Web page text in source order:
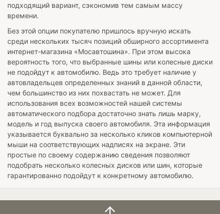
подходящий вариант, сэкономив тем самым массу
времени.
Без этой опции покупателю пришлось вручную искать
среди нескольких тысяч позиций обширного ассортимента
интернет-магазина «Мосавтошина». При этом высока
вероятность того, что выбранные шины или колесные диски
не подойдут к автомобилю. Ведь это требует наличие у
автовладельцев определенных знаний в данной области,
чем большинство из них похвастать не может. Для
использования всех возможностей нашей системы
автоматического подбора достаточно знать лишь марку,
модель и год выпуска своего автомобиля. Эта информация
указывается буквально за несколько кликов компьютерной
мыши на соответствующих надписях на экране. Эти
простые по своему содержанию сведения позволяют
подобрать несколько колесных дисков или шин, которые
гарантированно подойдут к конкретному автомобилю.